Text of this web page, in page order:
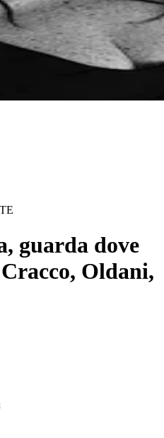
guarda dove
Oldani,